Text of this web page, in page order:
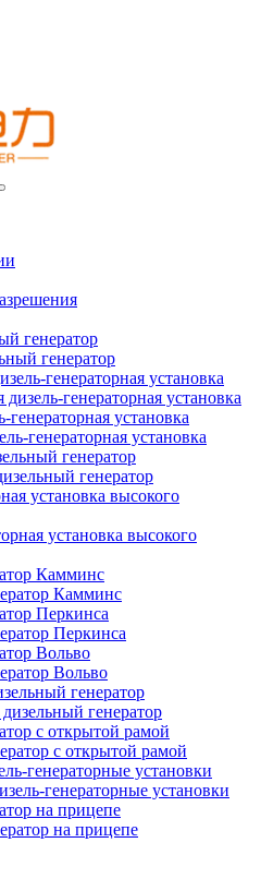
генератор
генераторная установка
установка
генератор
установка высокого
Камминс
Перкинса
Вольво
генератор
с открытой рамой
генераторные установки
на прицепе